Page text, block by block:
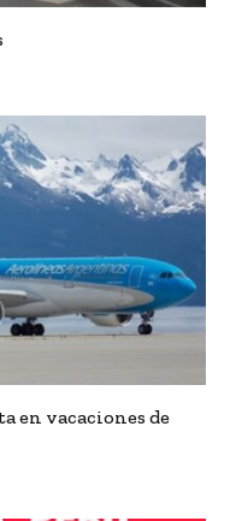
en vacaciones de